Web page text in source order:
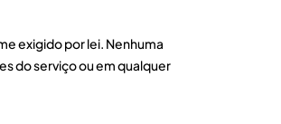
exigido por lei. Nenhuma
do serviço ou em qualquer